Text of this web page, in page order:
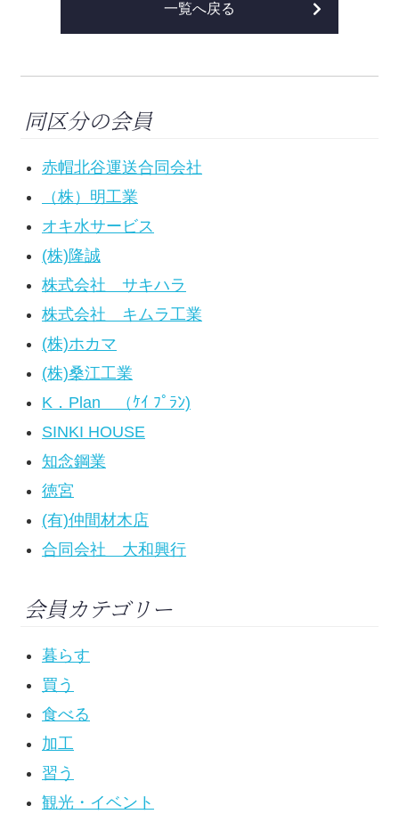
一覧へ戻る
同区分の会員
赤帽北谷運送合同会社
（株）明工業
オキ水サービス
(株)隆誠
株式会社 サキハラ
株式会社 キムラ工業
(株)ホカマ
(株)桑江工業
K．Plan （ｹｲ ﾌﾟﾗﾝ)
SINKI HOUSE
知念鋼業
徳宮
(有)仲間材木店
合同会社 大和興行
会員カテゴリー
暮らす
買う
食べる
加工
習う
観光・イベント